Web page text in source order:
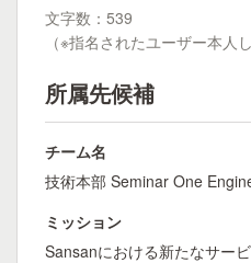
文字数：539
（※指名されたユーザー本人
所属先候補
チーム名
技術本部 Seminar One
ミッション
Sansanにおける新たなサー